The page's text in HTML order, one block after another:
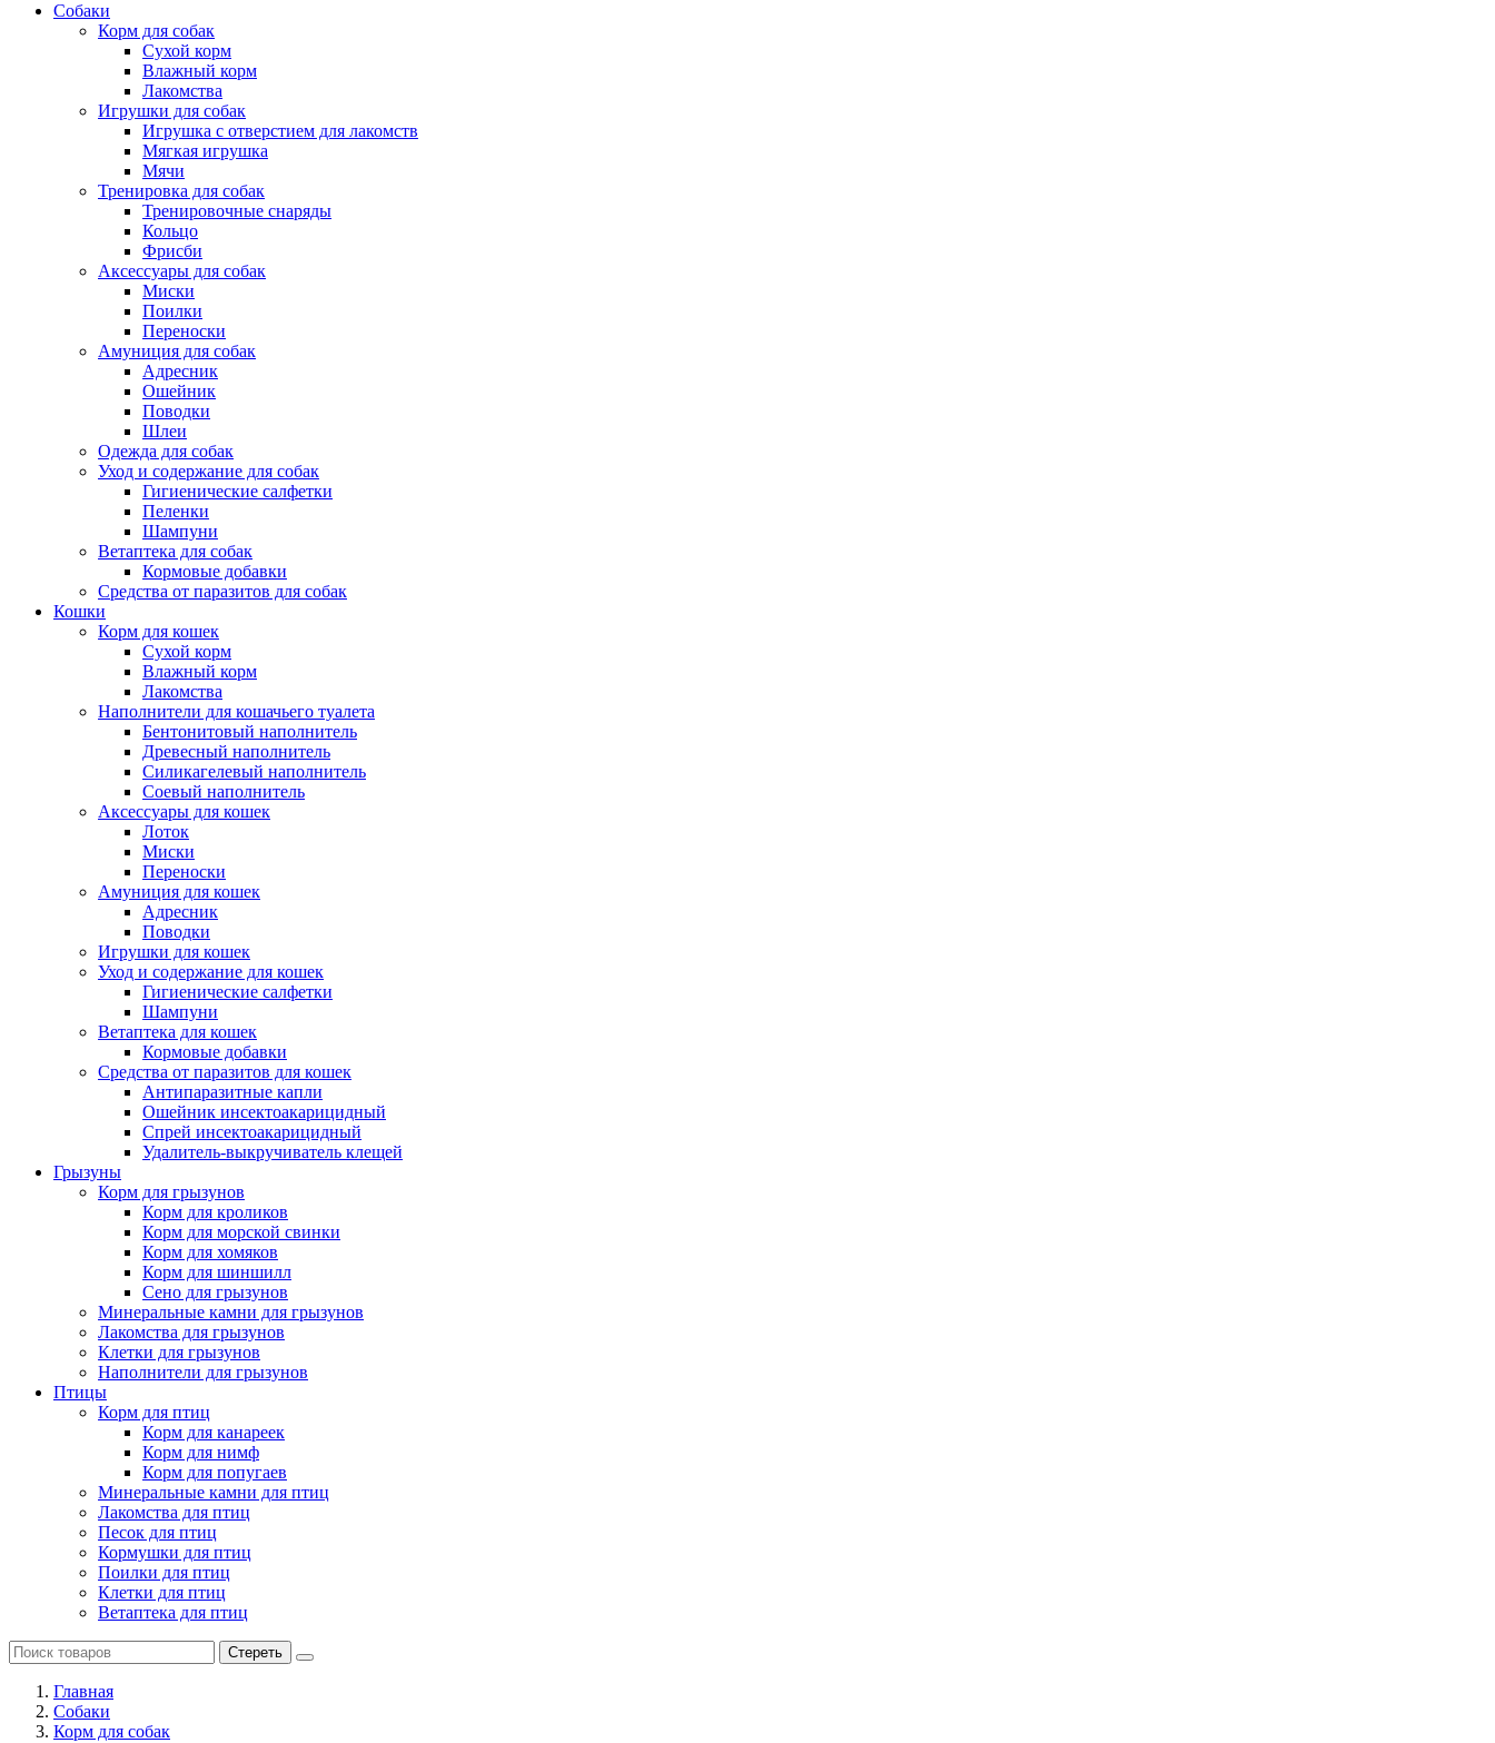
Собаки
Корм для собак
Сухой корм
Влажный корм
Лакомства
Игрушки для собак
Игрушка с отверстием для лакомств
Мягкая игрушка
Мячи
Тренировка для собак
Тренировочные снаряды
Кольцо
Фрисби
Аксессуары для собак
Миски
Поилки
Переноски
Амуниция для собак
Адресник
Ошейник
Поводки
Шлеи
Одежда для собак
Уход и содержание для собак
Гигиенические салфетки
Пеленки
Шампуни
Ветаптека для собак
Кормовые добавки
Средства от паразитов для собак
Кошки
Корм для кошек
Сухой корм
Влажный корм
Лакомства
Наполнители для кошачьего туалета
Бентонитовый наполнитель
Древесный наполнитель
Силикагелевый наполнитель
Соевый наполнитель
Аксессуары для кошек
Лоток
Миски
Переноски
Амуниция для кошек
Адресник
Поводки
Игрушки для кошек
Уход и содержание для кошек
Гигиенические салфетки
Шампуни
Ветаптека для кошек
Кормовые добавки
Средства от паразитов для кошек
Антипаразитные капли
Ошейник инсектоакарицидный
Спрей инсектоакарицидный
Удалитель-выкручиватель клещей
Грызуны
Корм для грызунов
Корм для кроликов
Корм для морской свинки
Корм для хомяков
Корм для шиншилл
Сено для грызунов
Минеральные камни для грызунов
Лакомства для грызунов
Клетки для грызунов
Наполнители для грызунов
Птицы
Корм для птиц
Корм для канареек
Корм для нимф
Корм для попугаев
Минеральные камни для птиц
Лакомства для птиц
Песок для птиц
Кормушки для птиц
Поилки для птиц
Клетки для птиц
Ветаптека для птиц
Стереть
Главная
Cобаки
Корм для собак